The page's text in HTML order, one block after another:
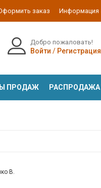
заказ Информация
Добро пожаловать!
Войти / Регистрация
ПРОДАЖ РАСПРОДАЖА
В.